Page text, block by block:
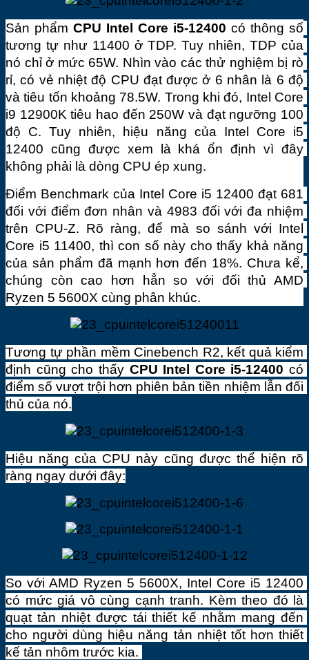
Sản phẩm CPU Intel Core i5-12400 có thông số
tương tự như 11400 ở TDP. Tuy nhiên, TDP của
nó chỉ ở mức 65W. Nhìn vào các thử nghiệm bị rò
rỉ, có vẻ nhiệt độ CPU đạt được ở 6 nhân là 6 độ
và tiêu tốn khoảng 78.5W. Trong khi đó, Intel Core
i9 12900K tiêu hao đến 250W và đạt ngưỡng 100
độ C. Tuy nhiên, hiệu năng của Intel Core i5
12400 cũng được xem là khá ổn định vì đây
không phải là dòng CPU ép xung.
Điểm Benchmark của Intel Core i5 12400 đạt 681
đối với điểm đơn nhân và 4983 đối với đa nhiệm
trên CPU-Z. Rõ ràng, để mà so sánh với Intel
Core i5 11400, thì con số này cho thấy khả năng
của sản phẩm đã mạnh hơn đến 18%. Chưa kể,
chúng còn cao hơn hẳn so với đối thủ AMD
Ryzen 5 5600X cùng phân khúc.
Tương tự phần mềm Cinebench R2, kết quả kiểm
định cũng cho thấy CPU Intel Core i5-12400 có
điểm số vượt trội hơn phiên bản tiền nhiệm lẫn đối
thủ của nó.
Hiệu năng của CPU này cũng được thể hiện rõ
ràng ngay dưới đây:
So với AMD Ryzen 5 5600X, Intel Core i5 12400
có mức giá vô cùng cạnh tranh. Kèm theo đó là
quạt tản nhiệt được tái thiết kế nhằm mang đến
cho người dùng hiệu năng tản nhiệt tốt hơn thiết
kế tản nhôm trước kia.